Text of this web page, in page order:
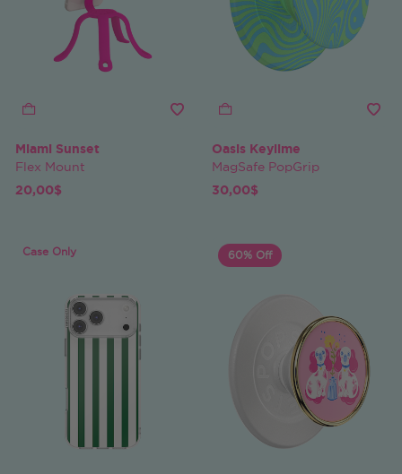
Miami Sunset
Flex Mount
20,00$
Oasis Keylime
MagSafe PopGrip
30,00$
Case Only 60% Off